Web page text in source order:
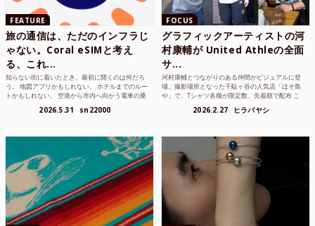
FEATURE
旅の通信は、ただのインフラじ
ゃない。Coral eSIMと考え
る、これ...
知らない街に着いたとき、最初に開くのは何だろ
う。 地図アプリかもしれない。 ホテルまでのルー
トかもしれない。 空港から市内へ向かう電車の乗
2026.5.31 sn22000
FOCUS
グラフィックアーティストの河
村康輔が United Athleの全面
サ...
河村康輔とつながりのある仲間がビジュアルに登
場。撮影場所となった千駄ヶ谷の人気店「ほそ島
や」で、Tシャツ各種が限定数、先着順で配布 こ
2026.2.27 ヒラバヤシ